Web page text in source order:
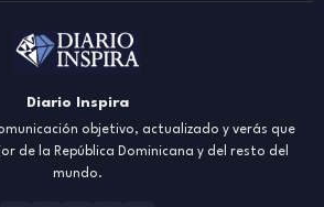
Diario Inspira
objetivo, actualizado y verás que
de la República Dominicana y del resto del
mundo.